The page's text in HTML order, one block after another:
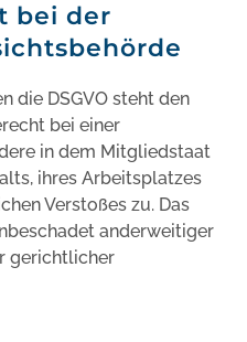
bei der
die DSGVO steht den
bei einer
in dem Mitgliedstaat
ihres Arbeitsplatzes
Verstoßes zu. Das
anderweitiger
gerichtlicher